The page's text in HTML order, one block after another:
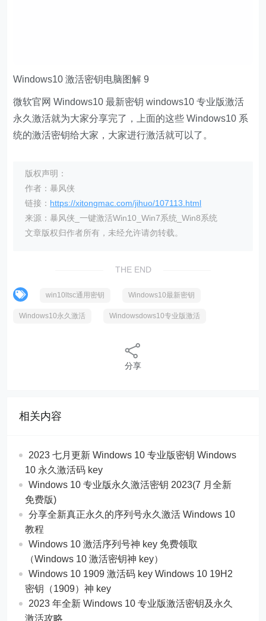
Windows10 激活密钥电脑图解 9
微软官网 Windows10 最新密钥 windows10 专业版激活
永久激活就为大家分享完了，上面的这些 Windows10 系
统的激活密钥给大家，大家进行激活就可以了。
版权声明：
作者：暴风侠
链接： https://xitongmac.com/jihuo/107113.html
来源：暴风侠_一键激活Win10_Win7系统_Win8系统
文章版权归作者所有，未经允许请勿转载。
THE END
win10ltsc通用密钥 Windows10最新密钥
Windows10永久激活 Windowsdows10专业版激活
分享
相关内容
2023 七月更新 Windows 10 专业版密钥 Windows
10 永久激活码 key
Windows 10 专业版永久激活密钥 2023(7 月全新
免费版)
分享全新真正永久的序列号永久激活 Windows 10
教程
Windows 10 激活序列号神 key 免费领取
（Windows 10 激活密钥神 key）
Windows 10 1909 激活码 key Windows 10 19H2
密钥（1909）神 key
2023 年全新 Windows 10 专业版激活密钥及永久
激活攻略